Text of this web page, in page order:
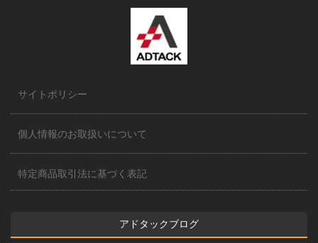
サイトポリシー
個人情報のお取扱いについて
特定商品取引法に基づく表記
アドタックブログ